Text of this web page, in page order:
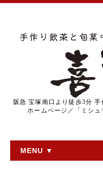
阪急 宝塚南口より徒歩3分
ホームページ／「ミシ
MENU ▼